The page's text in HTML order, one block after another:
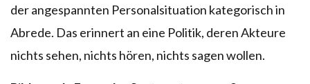
der angespannten Personalsituation kategorisch in
Abrede. Das erinnert an eine Politik, deren Akteure
nichts sehen, nichts hören, nichts sagen wollen.